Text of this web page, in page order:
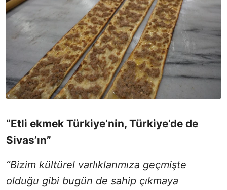
“Etli ekmek Türkiye’nin, Türkiye’de de
Sivas’ın”
“Bizim kültürel varlıklarımıza geçmişte
olduğu gibi bugün de sahip çıkmaya